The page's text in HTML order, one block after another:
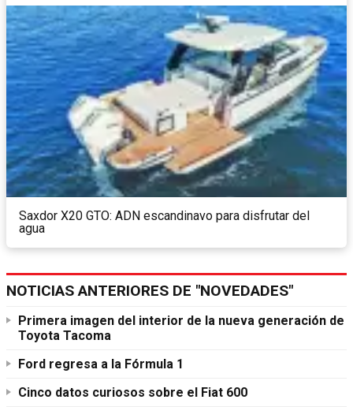
Saxdor X20 GTO: ADN escandinavo para disfrutar del
agua
NOTICIAS ANTERIORES DE "NOVEDADES"
Primera imagen del interior de la nueva generación de
Toyota Tacoma
Ford regresa a la Fórmula 1
Cinco datos curiosos sobre el Fiat 600